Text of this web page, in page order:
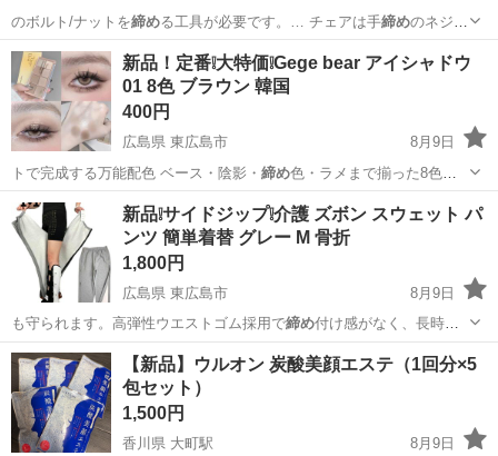
のボルト/ナットを締め る工具が必要です。… チェアは手締めのネジが
使われてい…
静岡 磐田市 御厨駅 鍵盤楽器、ピアノ
新品！定番❕大特価❕Gege bear アイシャドウ
01 8色 ブラウン 韓国
400円
広島県 東広島市
8月9日
トで完成する万能配色 ベース・陰影・ 締め色・ラメまで揃った8色構
成。 普段使…
広島 東広島市 メイクアップ
新品❕サイドジップ❕介護 ズボン スウェット パ
ンツ 簡単着替 グレー M 骨折
1,800円
広島県 東広島市
8月9日
も守られます。高弾性ウエストゴム採用で締め付け感がなく、長時間
のベッド生活でも血…
広島 東広島市 パンツ
【新品】ウルオン 炭酸美顔エステ（1回分×5
包セット）
1,500円
香川県 大町駅
8月9日